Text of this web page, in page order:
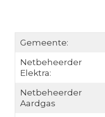
Gemeente:
Netbeheerder
Elektra:
Netbeheerder
Aardgas